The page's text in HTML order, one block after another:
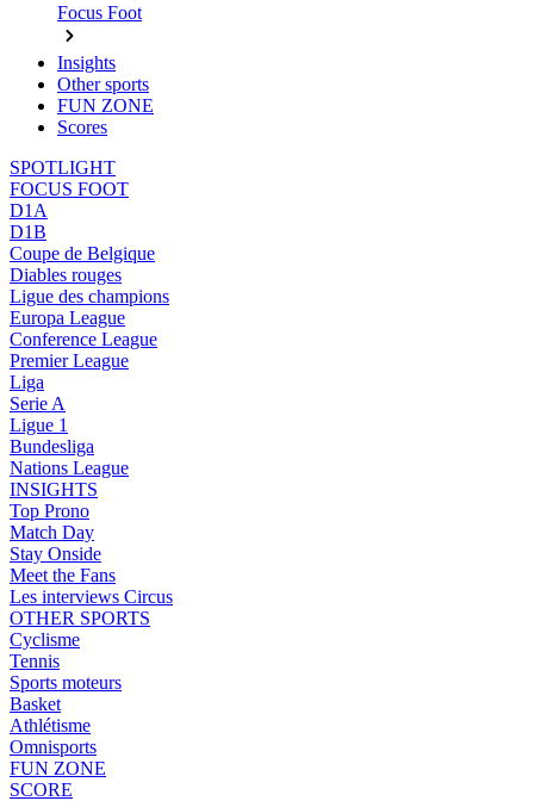
Focus Foot
Insights
Other sports
FUN ZONE
Scores
SPOTLIGHT
FOCUS FOOT
D1A
D1B
Coupe de Belgique
Diables rouges
Ligue des champions
Europa League
Conference League
Premier League
Liga
Serie A
Ligue 1
Bundesliga
Nations League
INSIGHTS
Top Prono
Match Day
Stay Onside
Meet the Fans
Les interviews Circus
OTHER SPORTS
Cyclisme
Tennis
Sports moteurs
Basket
Athlétisme
Omnisports
FUN ZONE
SCORE